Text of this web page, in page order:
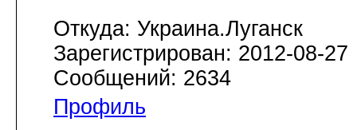
Откуда: Украина.Луганск
Зарегистрирован: 2012-08-27
Сообщений: 2634
Профиль